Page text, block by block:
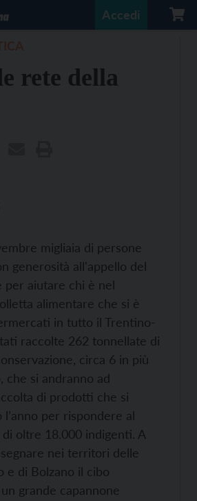
Accedi
rete della
migliaia di persone
generosità all'appello del
per aiutare chi è nel
alimentare che si è
in tutto il Trentino-
raccolte 262 tonnellate di
circa 6 in più
che si andranno ad
di prodotti che si
per rispondere al
oltre 18.000 indigenti. A
nei territori delle
e di Bolzano il cibo
grande capannone